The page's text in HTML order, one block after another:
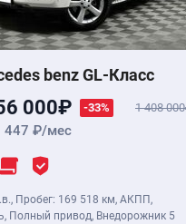
benz GL-Класс
000 -33% 1 408 000
447 /мес
, Пробег: 169 518 км, АКПП,
Полный привод, Внедорожник 5